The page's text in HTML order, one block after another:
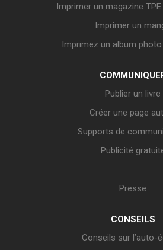
Imprimer un magazine
Imprimer un
Imprimez un album
Publier un livre
Créer une page
Supports de
Publicité
Presse
CONSEILS
Conseils sur l’auto-